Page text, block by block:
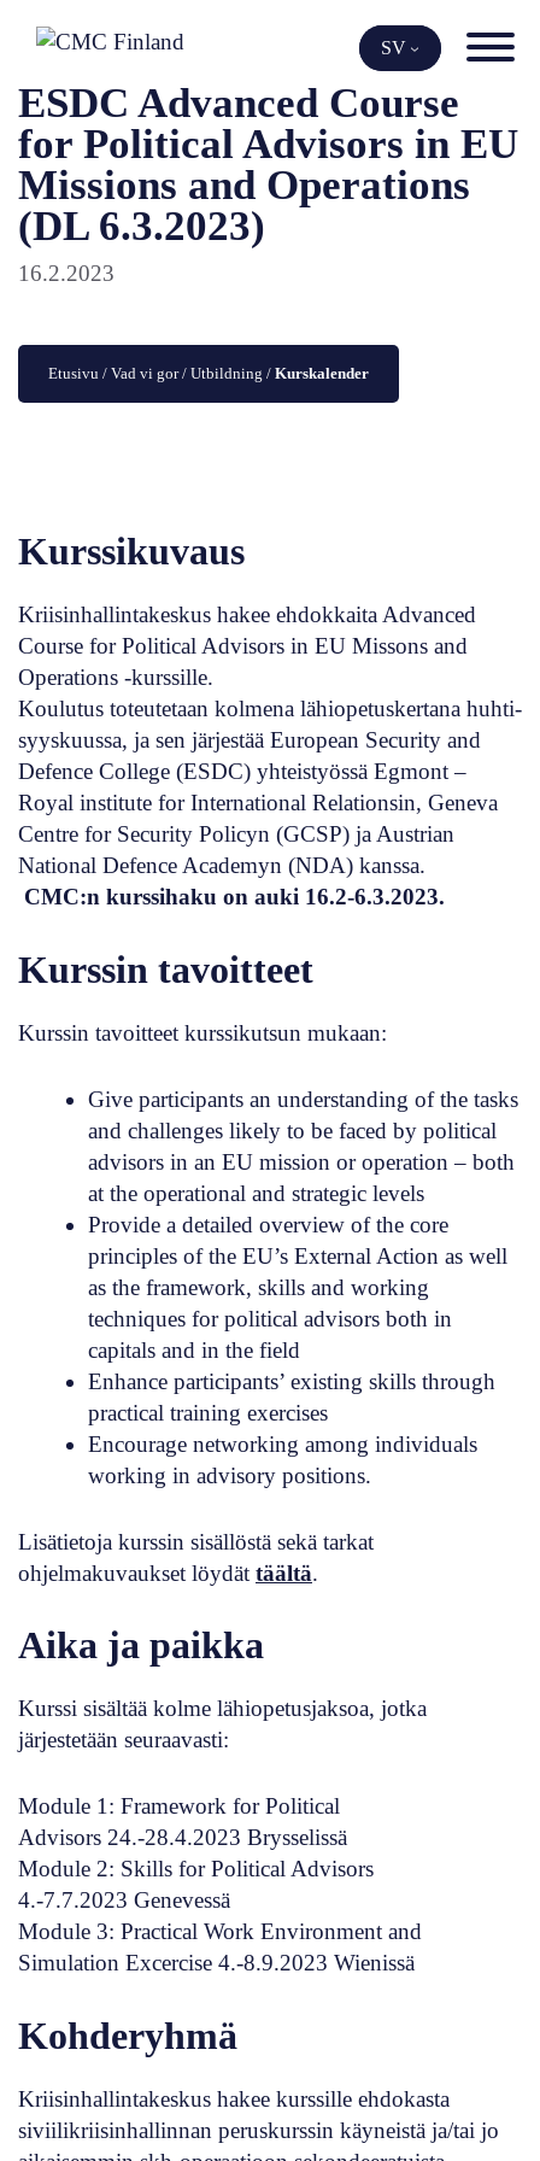
SV
ESDC Advanced Course
for Political Advisors in EU
Missions and Operations
(DL 6.3.2023)
16.2.2023
Etusivu / Vad vi gor / Utbildning / Kurskalender
Kurssikuvaus
Kriisinhallintakeskus hakee ehdokkaita Advanced
Course for Political Advisors in EU Missons and
Operations -kurssille.
Koulutus toteutetaan kolmena lähiopetuskertana huhti-
syyskuussa, ja sen järjestää European Security and
Defence College (ESDC) yhteistyössä Egmont –
Royal institute for International Relationsin, Geneva
Centre for Security Policyn (GCSP) ja Austrian
National Defence Academyn (NDA) kanssa.
CMC:n kurssihaku on auki 16.2-6.3.2023.
Kurssin tavoitteet
Kurssin tavoitteet kurssikutsun mukaan:
Give participants an understanding of the tasks
and challenges likely to be faced by political
advisors in an EU mission or operation – both
at the operational and strategic levels
Provide a detailed overview of the core
principles of the EU’s External Action as well
as the framework, skills and working
techniques for political advisors both in
capitals and in the field
Enhance participants’ existing skills through
practical training exercises
Encourage networking among individuals
working in advisory positions.
Lisätietoja kurssin sisällöstä sekä tarkat
ohjelmakuvaukset löydät täältä.
Aika ja paikka
Kurssi sisältää kolme lähiopetusjaksoa, jotka
järjestetään seuraavasti:
Module 1: Framework for Political
Advisors 24.-28.4.2023 Brysselissä
Module 2: Skills for Political Advisors
4.-7.7.2023 Genevessä
Module 3: Practical Work Environment and
Simulation Excercise 4.-8.9.2023 Wienissä
Kohderyhmä
Kriisinhallintakeskus hakee kurssille ehdokasta
siviilikriisinhallinnan peruskurssin käyneistä ja/tai jo